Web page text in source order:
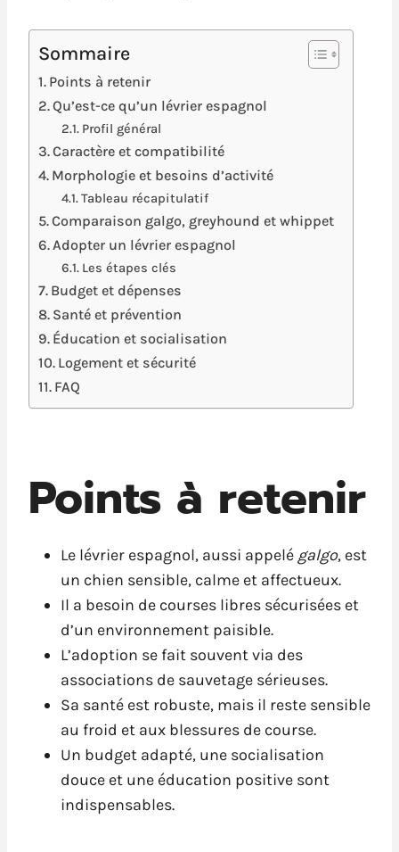
Sommaire
Points à retenir
Qu’est-ce qu’un lévrier espagnol
Profil général
Caractère et compatibilité
Morphologie et besoins d’activité
Tableau récapitulatif
Comparaison galgo, greyhound et whippet
Adopter un lévrier espagnol
Les étapes clés
Budget et dépenses
Santé et prévention
Éducation et socialisation
Logement et sécurité
FAQ
Points à retenir
Le lévrier espagnol, aussi appelé galgo, est
un chien sensible, calme et affectueux.
Il a besoin de courses libres sécurisées et
d’un environnement paisible.
L’adoption se fait souvent via des
associations de sauvetage sérieuses.
Sa santé est robuste, mais il reste sensible
au froid et aux blessures de course.
Un budget adapté, une socialisation
douce et une éducation positive sont
indispensables.